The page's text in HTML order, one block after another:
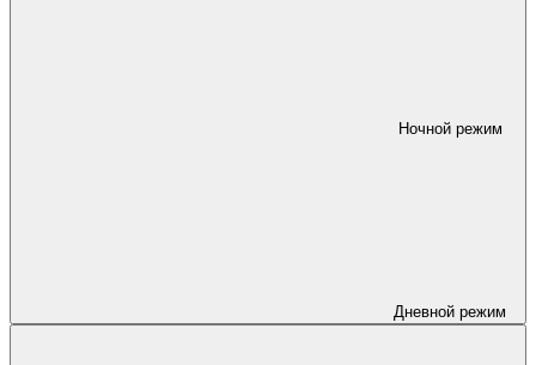
Ночной режим
Дневной режим